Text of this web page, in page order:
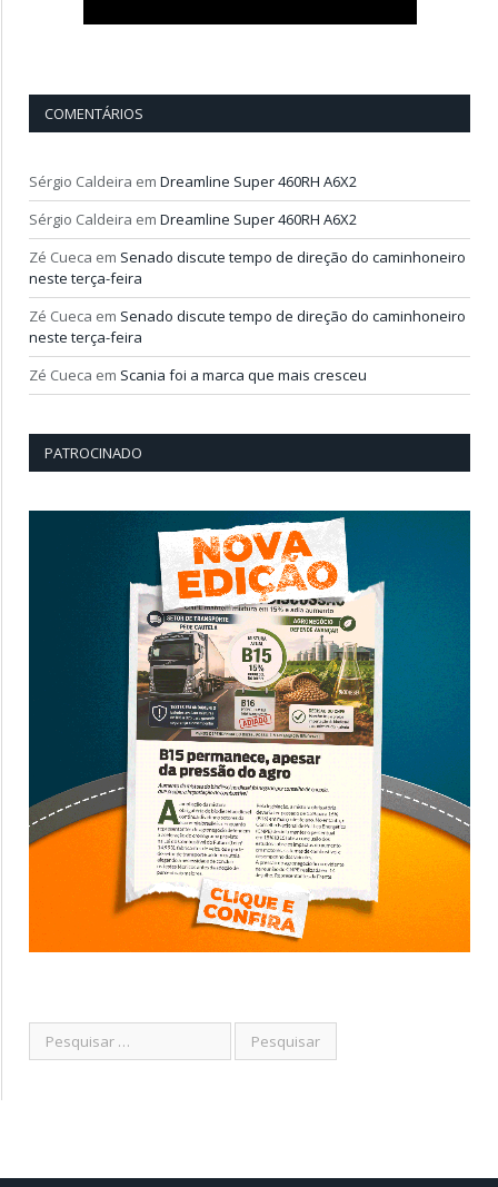
COMENTÁRIOS
Sérgio Caldeira em Dreamline Super 460RH A6X2
Sérgio Caldeira em Dreamline Super 460RH A6X2
Zé Cueca em Senado discute tempo de direção do caminhoneiro
neste terça-feira
Zé Cueca em Senado discute tempo de direção do caminhoneiro
neste terça-feira
Zé Cueca em Scania foi a marca que mais cresceu
PATROCINADO